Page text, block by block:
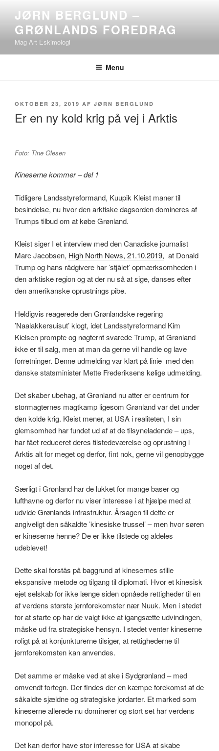
indhold
JØRN BERGLUND –
GRØNLANDS FOREDRAG
Mag Art Eskimologi
Menu
UDGIVET
OKTOBER 23, 2019 AF JØRN BERGLUND
Er en ny kold krig på vej i Arktis
Foto: Tine Olesen
Kineserne kommer – del 1
Tidligere Landsstyreformand, Kuupik Kleist maner til
besindelse, nu hvor den arktiske dagsorden domineres af
Trumps tilbud om at købe Grønland.
Kleist siger I et interview med den Canadiske journalist
Marc Jacobsen, High North News, 21.10.2019, at Donald
Trump og hans rådgivere har ’stjålet’ opmærksomheden i
den arktiske region og at der nu så at sige, danses efter
den amerikanske oprustnings pibe.
Heldigvis reagerede den Grønlandske regering
’Naalakkersuisut’ klogt, idet Landsstyreformand Kim
Kielsen prompte og nøgternt svarede Trump, at Grønland
ikke er til salg, men at man da gerne vil handle og lave
forretninger. Denne udmelding var klart på linie med den
danske statsminister Mette Frederiksens kølige udmelding.
Det skaber ubehag, at Grønland nu atter er centrum for
stormagternes magtkamp ligesom Grønland var det under
den kolde krig. Kleist mener, at USA i realiteten, I sin
glemsomhed har fundet ud af at de tilsyneladende – ups,
har fået reduceret deres tilstedeværelse og oprustning i
Arktis alt for meget og derfor, fint nok, gerne vil genopbygge
noget af det.
Særligt i Grønland har de lukket for mange baser og
lufthavne og derfor nu viser interesse i at hjælpe med at
udvide Grønlands infrastruktur. Årsagen til dette er
angiveligt den såkaldte ’kinesiske trussel’ – men hvor søren
er kineserne henne? De er ikke tilstede og aldeles
udeblevet!
Dette skal forstås på baggrund af kinesernes stille
ekspansive metode og tilgang til diplomati. Hvor et kinesisk
ejet selskab for ikke længe siden opnåede rettigheder til en
af verdens største jernforekomster nær Nuuk. Men i stedet
for at starte op har de valgt ikke at igangsætte udvindingen,
måske ud fra strategiske hensyn. I stedet venter kineserne
roligt på at konjunkturerne tilsiger, at rettighederne til
jernforekomsten kan anvendes.
Det samme er måske ved at ske i Sydgrønland – med
omvendt fortegn. Der findes der en kæmpe forekomst af de
såkaldte sjældne og strategiske jordarter. Et marked som
kineserne allerede nu dominerer og stort set har verdens
monopol på.
Det kan derfor have stor interesse for USA at skabe